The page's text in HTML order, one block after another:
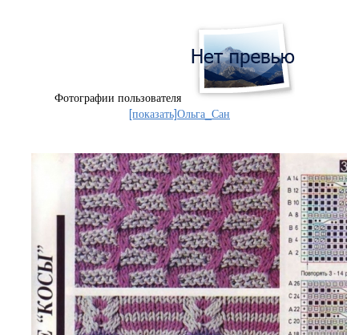
Фотографии пользователя
[показать]Ольга_Сан